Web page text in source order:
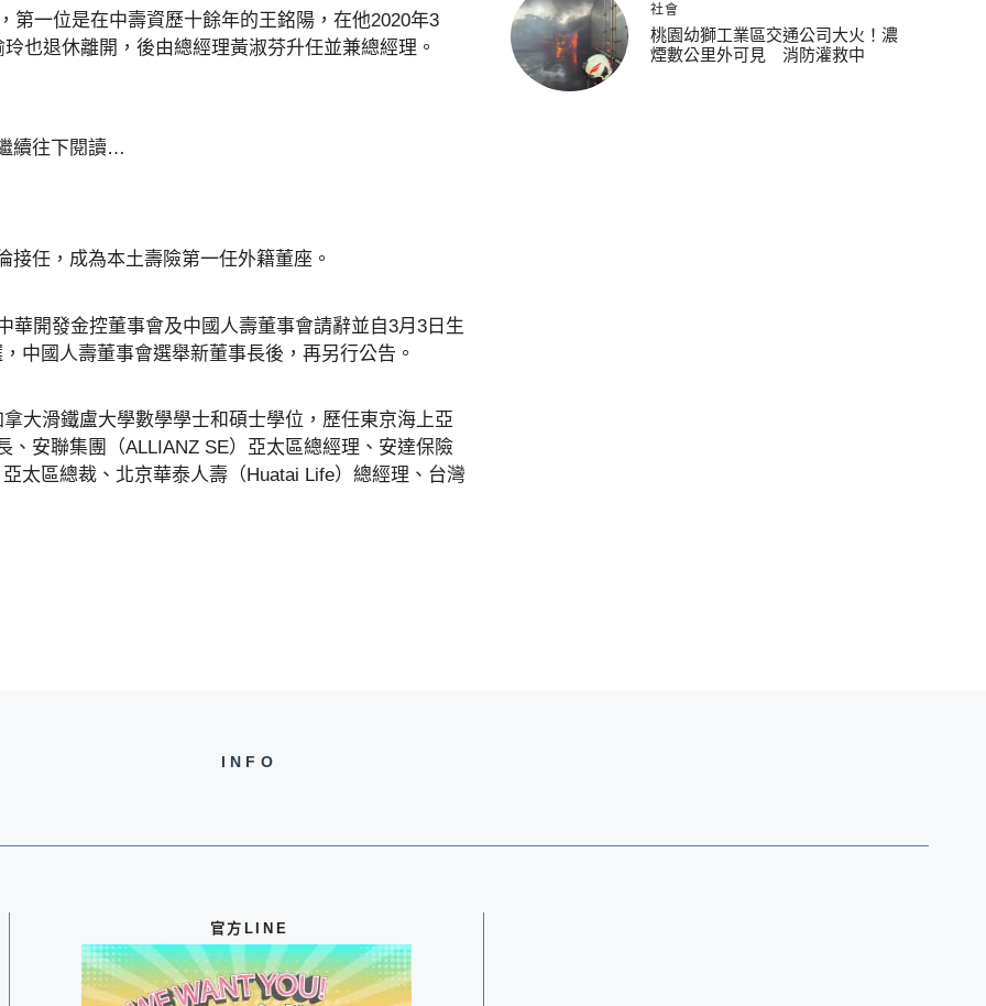
第一位是在中壽資歷十餘年的王銘陽，在他2020年3
也退休離開，後由總經理黃淑芬升任並兼總經理。
續往下閱讀…
任，成為本土壽險第一任外籍董座。
華開發金控董事會及中國人壽董事會請辭並自3月3日生
中國人壽董事會選舉新董事長後，再另行公告。
大滑鐵盧大學數學學士和碩士學位，歷任東京海上亞
、安聯集團（ALLIANZ SE）亞太區總經理、安達保險
太區總裁、北京華泰人壽（Huatai Life）總經理、台灣
社會
桃園幼獅工業區交通公司大火！濃
煙數公里外可見 消防灌救中
INFO
官方LINE